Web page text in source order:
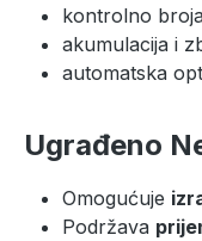
kontrolno
akumulacija i
automatska
Ugrađeno
Omogućuje
Podržava